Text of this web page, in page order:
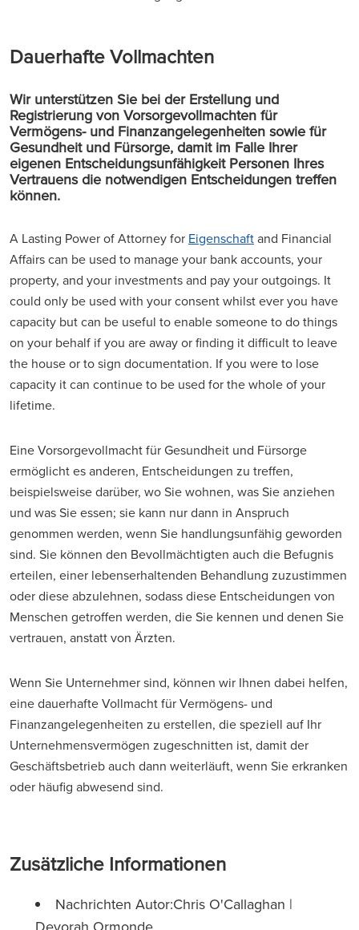
Dauerhafte Vollmachten
Wir unterstützen Sie bei der Erstellung und
Registrierung von Vorsorgevollmachten für
Vermögens- und Finanzangelegenheiten sowie für
Gesundheit und Fürsorge, damit im Falle Ihrer
eigenen Entscheidungsunfähigkeit Personen Ihres
Vertrauens die notwendigen Entscheidungen treffen
können.
A Lasting Power of Attorney for Eigenschaftand Financial
Affairs can be used to manage your bank accounts, your
property, and your investments and pay your outgoings. It
could only be used with your consent whilst ever you have
capacity but can be useful to enable someone to do things
on your behalf if you are away or finding it difficult to leave
the house or to sign documentation. If you were to lose
capacity it can continue to be used for the whole of your
lifetime.
Eine Vorsorgevollmacht für Gesundheit und Fürsorge
ermöglicht es anderen, Entscheidungen zu treffen,
beispielsweise darüber, wo Sie wohnen, was Sie anziehen
und was Sie essen; sie kann nur dann in Anspruch
genommen werden, wenn Sie handlungsunfähig geworden
sind. Sie können den Bevollmächtigten auch die Befugnis
erteilen, einer lebenserhaltenden Behandlung zuzustimmen
oder diese abzulehnen, sodass diese Entscheidungen von
Menschen getroffen werden, die Sie kennen und denen Sie
vertrauen, anstatt von Ärzten.
Wenn Sie Unternehmer sind, können wir Ihnen dabei helfen,
eine dauerhafte Vollmacht für Vermögens- und
Finanzangelegenheiten zu erstellen, die speziell auf Ihr
Unternehmensvermögen zugeschnitten ist, damit der
Geschäftsbetrieb auch dann weiterläuft, wenn Sie erkranken
oder häufig abwesend sind.
Zusätzliche Informationen
Nachrichten Autor:Chris O'Callaghan |